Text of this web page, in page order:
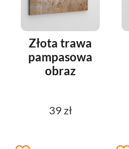
Złota trawa
pampasowa
obraz
39 zł